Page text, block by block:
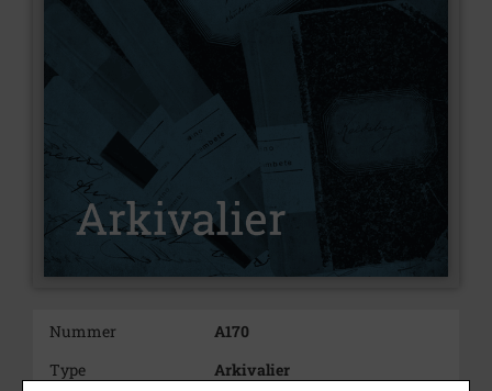
Nummer
A170
Type
Arkivalier